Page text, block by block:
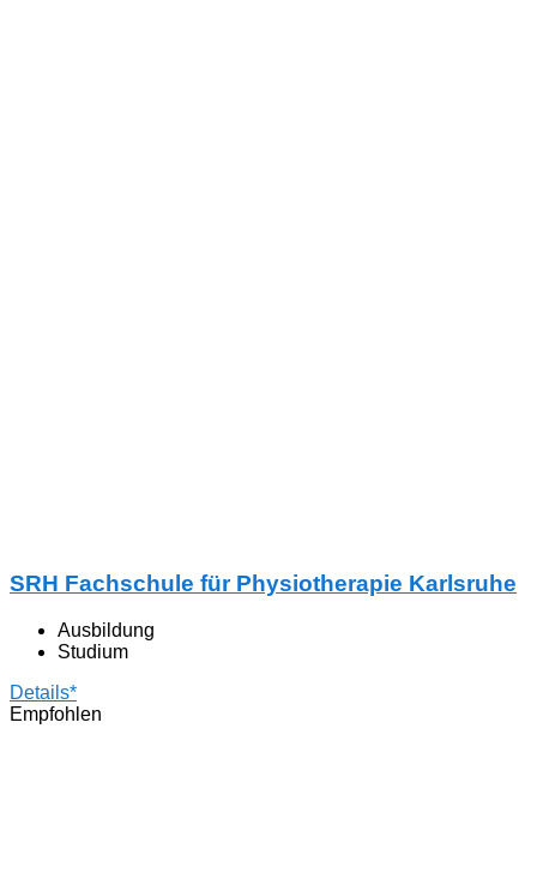
SRH Fachschule für Physiotherapie Karlsruhe
Ausbildung
Studium
Details*
Empfohlen